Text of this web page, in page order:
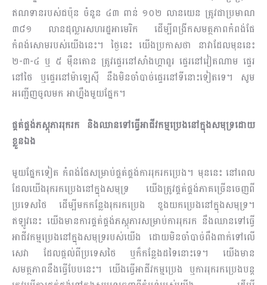
ឥណទានរបស់ជប៉ុន ចំនួន ៤៣ ពាន់ ១០២ លានយេន ត្រូវជាប្រមាណ
៣៨១ លានដុល្លារសហរដ្ឋអាមេរិក ដើម្បីពង្រីកសមត្ថភាពកំពង់ផែ
កំពង់សោមរបស់យើងនេះ។ ថ្ងៃនេះ យើងប្រកាសថា នាវាដែលមុននេះ
២-៣-៤ ឬ ៥ ម៉ឺនតោន ត្រូវផ្ទេរនៅសាំងហ្គាពួរ ផ្ទេរនៅវៀតណាម ផ្ទេរ
នៅថៃ ឬផ្ទេរនៅម៉ាឡេស៊ី នឹងមិនចាំបាច់ផ្ទេរនៅទីនោះទៀតទេ។ សូម
អញ្ជើញចូលមក អាហ្នឹងមួយផ្នែក។
ផ្គត់ផ្គង់ភស្ដុភាររុករក និងឈានទៅធ្វើអាជីវកម្មប្រេងនៅក្នុងសមុទ្រដោយ
ខ្លួនឯង
មួយផ្នែកទៀត កំពង់ផែសម្រាប់ផ្គត់ផ្គង់ការរុករកប្រេង។ មុននេះ នៅពេល
ដែលយើងរុករកប្រេងនៅក្នុងសមុទ្រ យើងត្រូវផ្គត់ផ្គង់ភាគច្រើនចេញពី
ប្រទេសថៃ ដើម្បីមកកន្លែងរុករកប្រេង ខួងយកប្រេងនៅក្នុងសមុទ្រ។
ឥឡូវនេះ យើងមានការផ្គត់ផ្គង់ភស្ដុភារសម្រាប់ការរុករក នឹងឈានទៅធ្វើ
អាជីវកម្មប្រេងនៅក្នុងសមុទ្ររបស់យើង ដោយមិនចាំបាច់ពឹងពាក់ទៅលើ
សេវា ដែលផ្ដល់ពីប្រទេសថៃ ឬក៏កន្លែងដទៃនោះទេ។ យើងមាន
សមត្ថភាពនឹងធ្វើបែបនេះ។ យើងធ្វើអាជីវកម្មប្រេង ឬការរុករកប្រេងបន្ត